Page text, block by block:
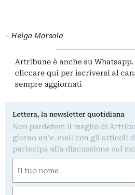
– Helga Marsala
Artribune è anche su
cliccare qui per iscriversi al
sempre aggiornati
Lettera, la newsletter quotidiana
Non perdetevi il meglio di
giorno un'e-mail con gli articoli
partecipa alla discussione sul
(Obbligatorio)
Nome